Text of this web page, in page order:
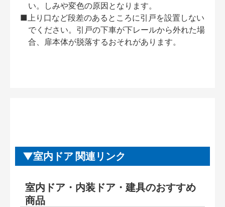
い。しみや変色の原因となります。
■上り口など段差のあるところに引戸を設置しない
でください。引戸の下車が下レールから外れた場
合、扉本体が脱落するおそれがあります。
室内ドア 関連リンク
室内ドア・内装ドア・建具のおすすめ
商品